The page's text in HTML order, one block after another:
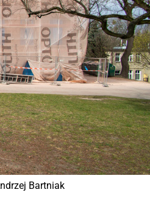
Bartniak